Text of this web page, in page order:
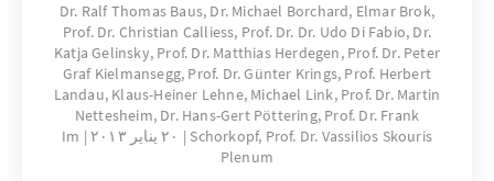
Dr. Ralf Thomas Baus, Dr. Michael Borchard, Elmar Brok,
Prof. Dr. Christian Calliess, Prof. Dr. Dr. Udo Di Fabio, Dr.
Katja Gelinsky, Prof. Dr. Matthias Herdegen, Prof. Dr. Peter
Graf Kielmansegg, Prof. Dr. Günter Krings, Prof. Herbert
Landau, Klaus-Heiner Lehne, Michael Link, Prof. Dr. Martin
Nettesheim, Dr. Hans-Gert Pöttering, Prof. Dr. Frank
Schorkopf, Prof. Dr. Vassilios Skouris
٢٠ يناير ٢٠١٣
Im
Plenum